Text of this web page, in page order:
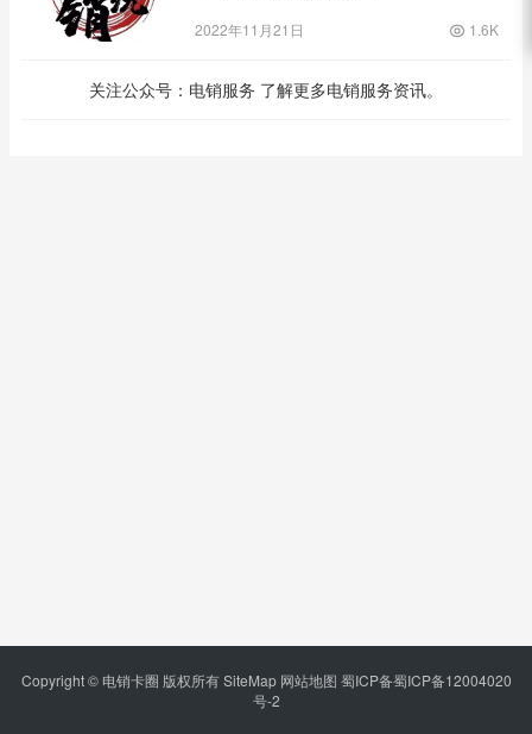
2022年11月21日 1.6K
关注公众号：电销服务 了解更多电销服务资讯。
Copyright © 电销卡圈 版权所有SiteMap 网站地图 蜀ICP备蜀ICP备12004020
号-2